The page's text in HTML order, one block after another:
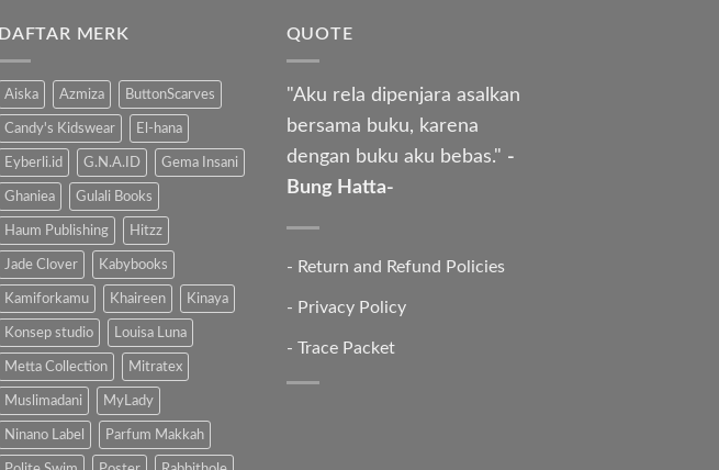
DAFTAR MERK
Aiska Azmiza ButtonScarves
Candy's Kidswear El-hana
Eyberli.id G.N.A.ID Gema Insani
Ghaniea Gulali Books
Haum Publishing Hitzz
Jade Clover Kabybooks
Kamiforkamu Khaireen Kinaya
Konsep studio Louisa Luna
Metta Collection Mitratex
Muslimadani MyLady
Ninano Label Parfum Makkah
QUOTE
"Aku rela dipenjara asalkan
bersama buku, karena
dengan buku aku bebas." -
Bung Hatta-
- Return and Refund Policies
- Privacy Policy
- Trace Packet